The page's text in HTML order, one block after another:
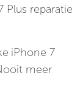
Plus reparatie
iPhone 7
meer